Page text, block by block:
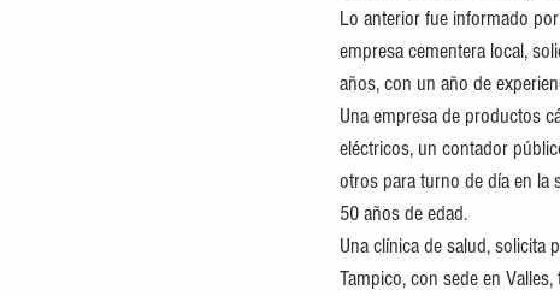
Lo anterior fue informado
empresa cementera local,
años, con un año de
Una empresa de productos
eléctricos, un contador
otros para turno de día en la
50 años de edad.
Una clínica de salud, solicita
Tampico, con sede en